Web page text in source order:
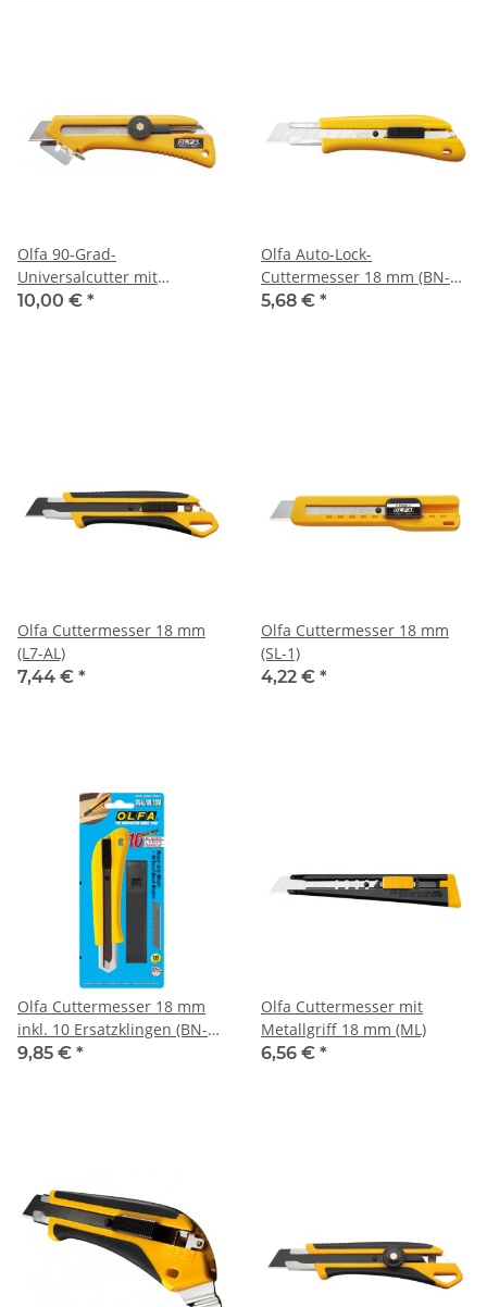
Olfa 90-Grad-
Universalcutter mit
Ratschenverriegelung (CL)
10,00 € *
Olfa Auto-Lock-
Cuttermesser 18 mm (BN-
AL)
5,68 € *
Olfa Cuttermesser 18 mm
(L7-AL)
7,44 € *
Olfa Cuttermesser 18 mm
(SL-1)
4,22 € *
Olfa Cuttermesser 18 mm
inkl. 10 Ersatzklingen (BN-
AL-BB/10BB)
9,85 € *
Olfa Cuttermesser mit
Metallgriff 18 mm (ML)
6,56 € *